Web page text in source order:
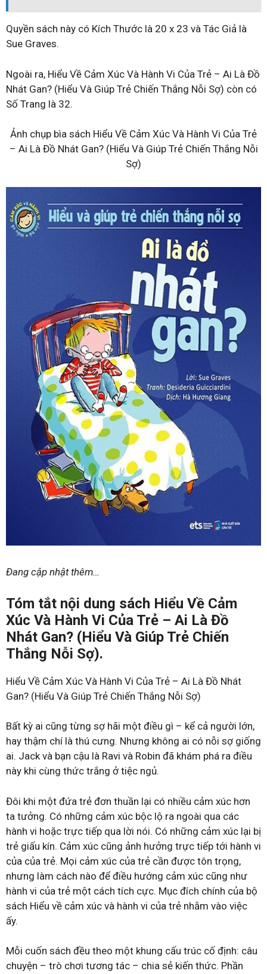
Quyền sách này có Kích Thước là 20 x 23 và Tác Giả là
Sue Graves.
Ngoài ra, Hiểu Về Cảm Xúc Và Hành Vi Của Trẻ – Ai Là Đồ
Nhát Gan? (Hiểu Và Giúp Trẻ Chiến Thắng Nỗi Sợ) còn có
Số Trang là 32.
Ảnh chụp bìa sách Hiểu Về Cảm Xúc Và Hành Vi Của Trẻ
– Ai Là Đồ Nhát Gan? (Hiểu Và Giúp Trẻ Chiến Thắng Nỗi
Sợ)
Đang cập nhật thêm…
Tóm tắt nội dung sách Hiểu Về Cảm
Xúc Và Hành Vi Của Trẻ – Ai Là Đồ
Nhát Gan? (Hiểu Và Giúp Trẻ Chiến
Thắng Nỗi Sợ).
Hiểu Về Cảm Xúc Và Hành Vi Của Trẻ – Ai Là Đồ Nhát
Gan? (Hiểu Và Giúp Trẻ Chiến Thắng Nỗi Sợ)
Bất kỳ ai cũng từng sợ hãi một điều gì – kể cả người lớn,
hay thậm chí là thú cưng. Nhưng không ai có nỗi sợ giống
ai. Jack và bạn cậu là Ravi và Robin đã khám phá ra điều
này khi cùng thức trắng ở tiệc ngủ.
Đôi khi một đứa trẻ đơn thuần lại có nhiều cảm xúc hơn
ta tưởng. Có những cảm xúc bộc lộ ra ngoài qua các
hành vi hoặc trực tiếp qua lời nói. Có những cảm xúc lại bị
trẻ giấu kín. Cảm xúc cũng ảnh hưởng trực tiếp tới hành vi
của của trẻ. Mọi cảm xúc của trẻ cần được tôn trọng,
nhưng làm cách nào để điều hướng cảm xúc cũng như
hành vi của trẻ một cách tích cực. Mục đích chính của bộ
sách Hiểu về cảm xúc và hành vi của trẻ nhằm vào việc
ấy.
Mỗi cuốn sách đều theo một khung cấu trúc cố định: câu
chuyện – trò chơi tương tác – chia sẻ kiến thức. Phần